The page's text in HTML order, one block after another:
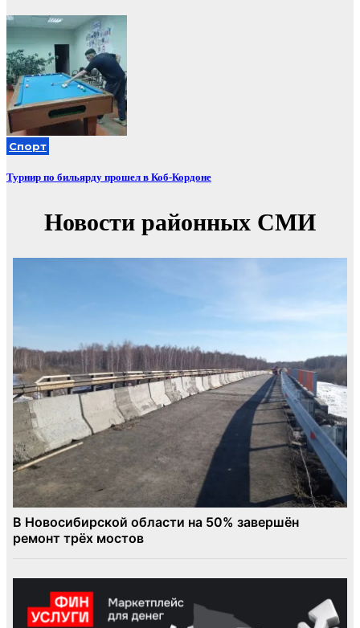
Спорт
Турнир по бильярду прошел в Коб-Кордоне